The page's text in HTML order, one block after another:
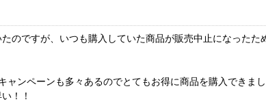
のですが、いつも購入していた商品が販売中止になったた
ャンペーンも多々あるのでとてもお得に商品を購入できまし
！！